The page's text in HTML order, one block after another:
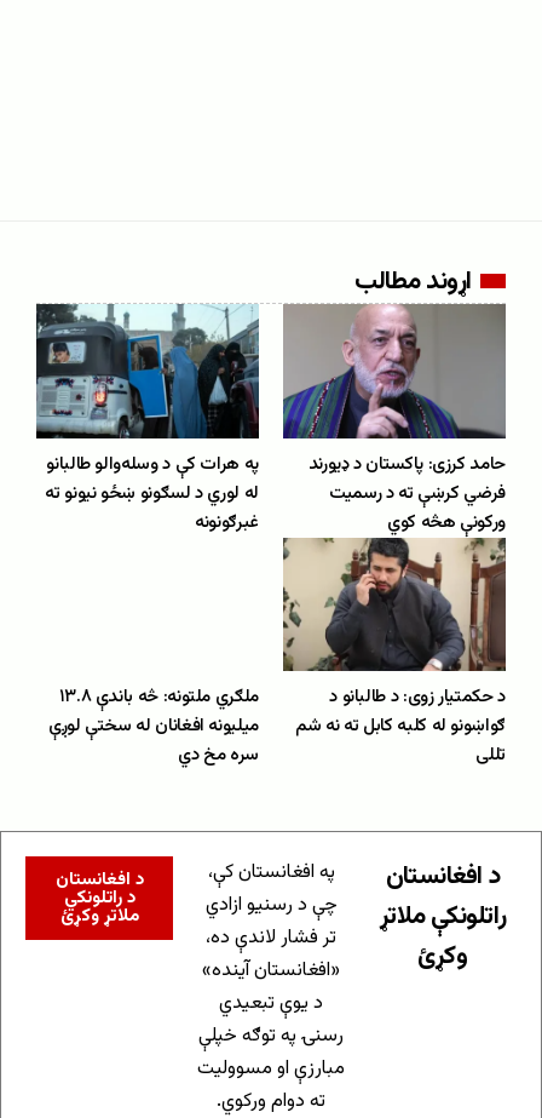
اړوند مطالب
حامد کرزی: پاکستان د ډیورند
فرضي کرښې ته د رسمیت
ورکونې هڅه کوي
په هرات کې د وسله‌والو طالبانو
له لوري د لسګونو ښځو نیونو ته
غبرګونونه
د حکمتیار زوی: د طالبانو د
ګواښونو له کلبه کابل ته نه شم
تللی
ملګري ملتونه: څه باندې ۱۳.۸
میلیونه افغانان له سختې لوږې
سره مخ دي
د افغانستان
راتلونکې ملاتړ
وکړئ
په افغانستان کې،
چې د رسنیو ازادي
تر فشار لاندې ده،
«افغانستان آینده»
د یوې تبعیدي
رسنۍ په توګه خپلې
مبارزې او مسوولیت
ته دوام ورکوي.
د افغانستان
د راتلونکي
ملاتړ وکړئ